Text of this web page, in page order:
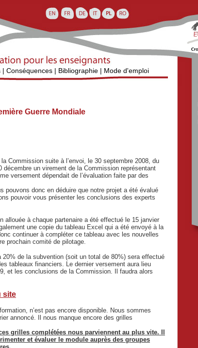
| Conséquences | Bibliographie | Mode d'emploi
Guerre Mondiale
Commission suite à l’envoi, le 30 septembre 2008, du
décembre un virement de la Commission représentant
versement dépendait de l’évaluation faite par des
pouvons donc en déduire que notre projet a été évalué
pouvoir vous présenter les conclusions des experts
allouée à chaque partenaire a été effectué le 15 janvier
une copie du tableau Excel qui a été envoyé à la
continuer à compléter ce tableau avec les nouvelles
prochain comité de pilotage.
de la subvention (soit un total de 80%) sera effectué
tableaux financiers. Le dernier versement aura lieu
et les conclusions de la Commission. Il faudra alors
site
n’est pas encore disponible. Nous sommes
annoncé. Il nous manque encore des grilles
grilles complétées nous parviennent au plus vite. Il
et évaluer le module auprès des groupes